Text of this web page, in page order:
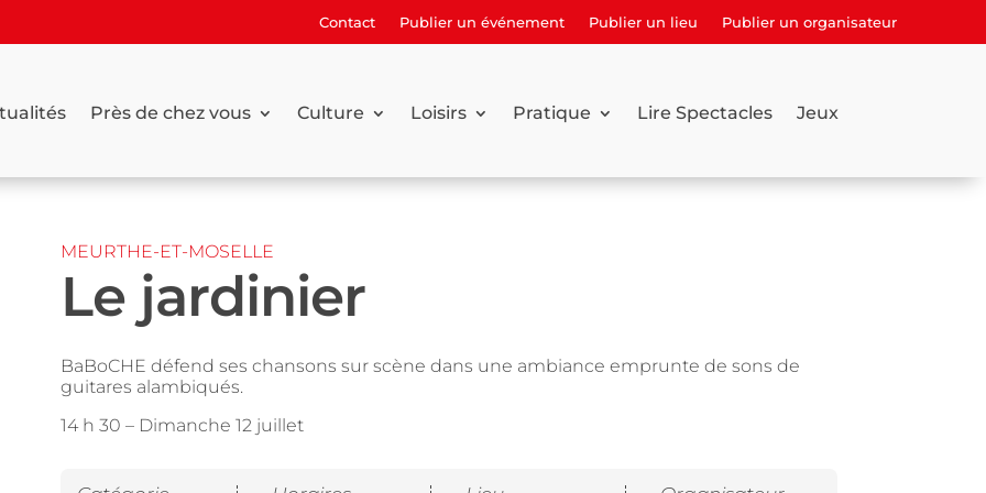
Contact Publier un événement Publier un lieu Publier un organisateur
Près de chez vous Culture Loisirs Pratique Lire Spectacles Jeux
MEURTHE-ET-MOSELLE
Le jardinier
BaBoCHE défend ses chansons sur scène dans une ambiance emprunte de sons de
guitares alambiqués.
14 h 30 – Dimanche 12 juillet